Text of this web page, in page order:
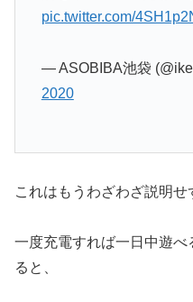
pic.twitter.com/
— ASOBIBA池袋
2020
これはもうわざわざ説明せ
一度充電すれば一日中遊
ると、